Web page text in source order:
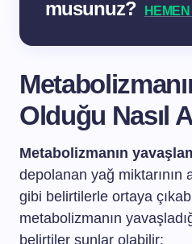
musunuz?
Olduğu Nasıl
Metabolizmanın
depolanan yağ miktarının
gibi belirtilerle ortaya
metabolizmanın
belirtiler şunlar olabilir: